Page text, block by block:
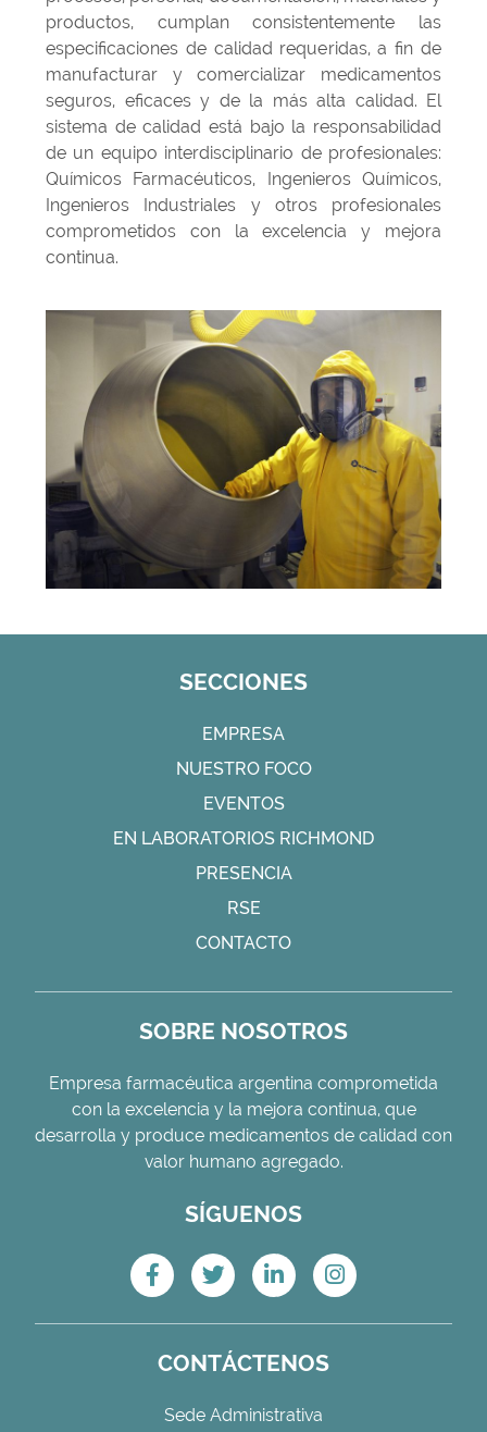
productos, cumplan consistentemente las
especificaciones de calidad requeridas, a fin de
manufacturar y comercializar medicamentos
seguros, eficaces y de la más alta calidad. El
sistema de calidad está bajo la responsabilidad
de un equipo interdisciplinario de profesionales:
Químicos Farmacéuticos, Ingenieros Químicos,
Ingenieros Industriales y otros profesionales
comprometidos con la excelencia y mejora
continua.
SECCIONES
EMPRESA
NUESTRO FOCO
EVENTOS
EN LABORATORIOS RICHMOND
PRESENCIA
RSE
CONTACTO
SOBRE NOSOTROS
Empresa farmacéutica argentina comprometida
con la excelencia y la mejora continua, que
desarrolla y produce medicamentos de calidad con
valor humano agregado.
SÍGUENOS
CONTÁCTENOS
Sede Administrativa